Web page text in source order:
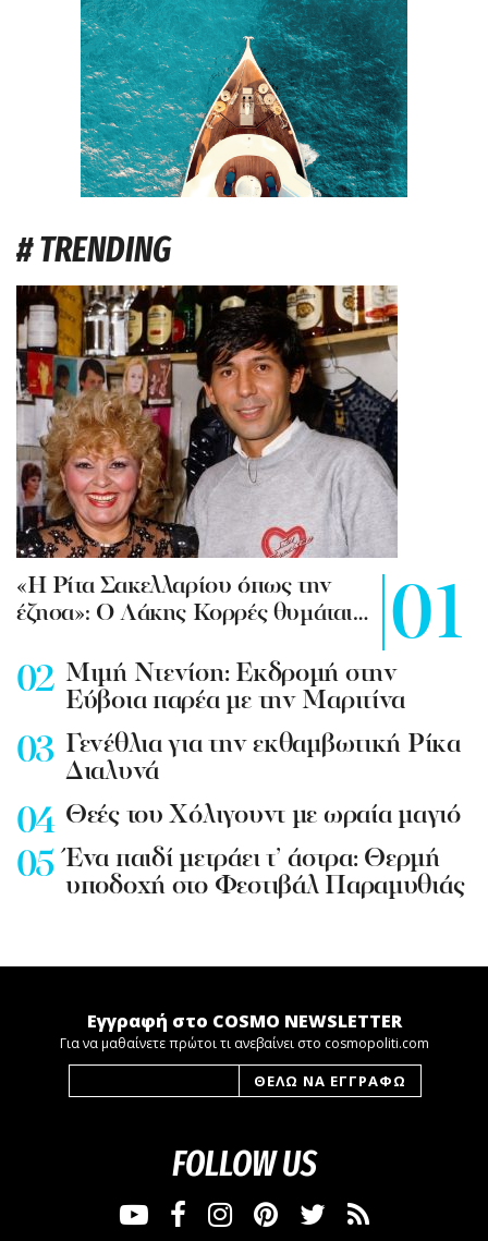
# TRENDING
«Η Ρίτα Σακελλαρίου όπως την
έζησα»: Ο Λάκης Κορρές θυμάται…
Mιμή Ντενίση: Εκδρομή στην
Εύβοια παρέα με την Μαριτίνα
Γενέθλια για την εκθαμβωτική Ρίκα
Διαλυνά
Θεές του Χόλιγουντ με ωραία μαγιό
Ένα παιδί μετράει τ’ άστρα: Θερμή
υποδοχή στο Φεστιβάλ Παραμυθιάς
Εγγραφή στο COSMO NEWSLETTER
Για να μαθαίνετε πρώτοι τι ανεβαίνει στο cosmopoliti.com
FOLLOW US